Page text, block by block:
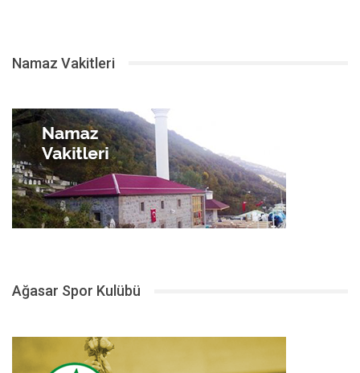
Namaz Vakitleri
Ağasar Spor Kulübü